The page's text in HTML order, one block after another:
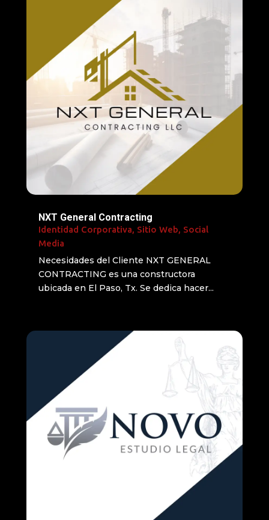
NXT General Contracting
Identidad Corporativa, Sitio Web, Social
Media
Necesidades del Cliente NXT GENERAL
CONTRACTING es una constructora
ubicada en El Paso, Tx. Se dedica hacer...